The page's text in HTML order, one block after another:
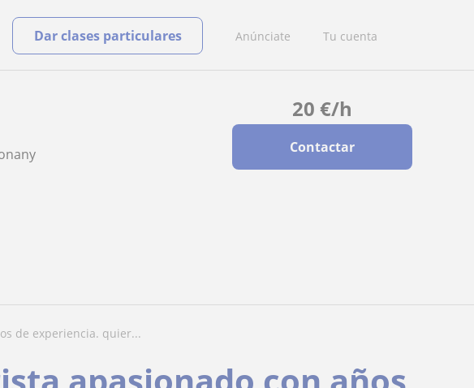
Anúnciate Tu cuenta
Dar clases particulares
20 €/h
Contactar
de experiencia. quier...